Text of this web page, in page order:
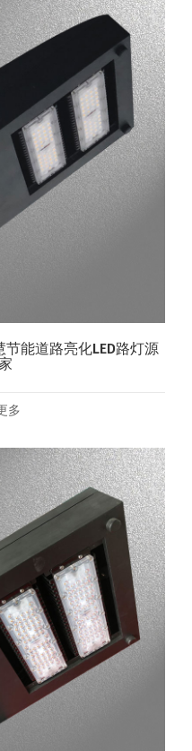
节能道路亮化LED路灯源
多